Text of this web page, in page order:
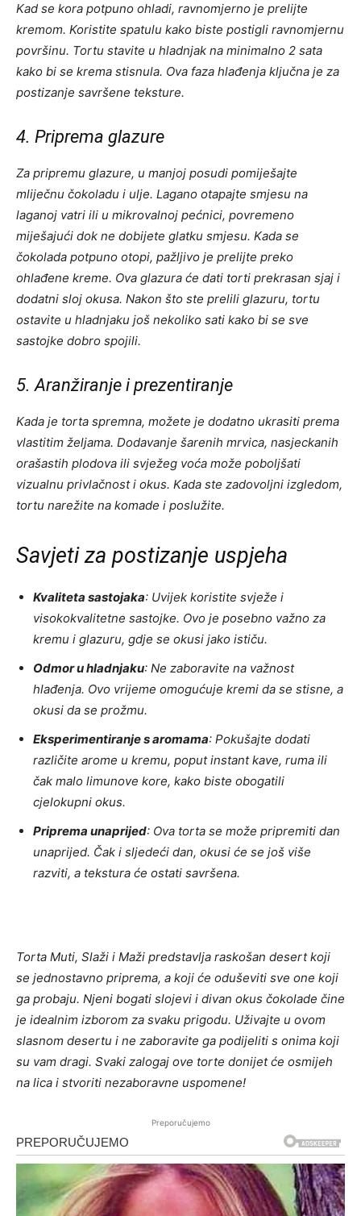
Kad se kora potpuno ohladi, ravnomjerno je prelijte
kremom. Koristite spatulu kako biste postigli ravnomjernu
površinu. Tortu stavite u hladnjak na minimalno 2 sata
kako bi se krema stisnula. Ova faza hlađenja ključna je za
postizanje savršene teksture.
4. Priprema glazure
Za pripremu glazure, u manjoj posudi pomiješajte
mliječnu čokoladu i ulje. Lagano otapajte smjesu na
laganoj vatri ili u mikrovalnoj pećnici, povremeno
miješajući dok ne dobijete glatku smjesu. Kada se
čokolada potpuno otopi, pažljivo je prelijte preko
ohlađene kreme. Ova glazura će dati torti prekrasan sjaj i
dodatni sloj okusa. Nakon što ste prelili glazuru, tortu
ostavite u hladnjaku još nekoliko sati kako bi se sve
sastojke dobro spojili.
5. Aranžiranje i prezentiranje
Kada je torta spremna, možete je dodatno ukrasiti prema
vlastitim željama. Dodavanje šarenih mrvica, nasjeckanih
orašastih plodova ili svježeg voća može poboljšati
vizualnu privlačnost i okus. Kada ste zadovoljni izgledom,
tortu narežite na komade i poslužite.
Savjeti za postizanje uspjeha
Kvaliteta sastojaka: Uvijek koristite svježe i
visokokvalitetne sastojke. Ovo je posebno važno za
kremu i glazuru, gdje se okusi jako ističu.
Odmor u hladnjaku: Ne zaboravite na važnost
hlađenja. Ovo vrijeme omogućuje kremi da se stisne, a
okusi da se prožmu.
Eksperimentiranje s aromama: Pokušajte dodati
različite arome u kremu, poput instant kave, ruma ili
čak malo limunove kore, kako biste obogatili
cjelokupni okus.
Priprema unaprijed: Ova torta se može pripremiti dan
unaprijed. Čak i sljedeći dan, okusi će se još više
razviti, a tekstura će ostati savršena.
Torta Muti, Slaži i Maži predstavlja raskošan desert koji
se jednostavno priprema, a koji će oduševiti sve one koji
ga probaju. Njeni bogati slojevi i divan okus čokolade čine
je idealnim izborom za svaku prigodu. Uživajte u ovom
slasnom desertu i ne zaboravite ga podijeliti s onima koji
su vam dragi. Svaki zalogaj ove torte donijet će osmijeh
na lica i stvoriti nezaboravne uspomene!
Preporučujemo